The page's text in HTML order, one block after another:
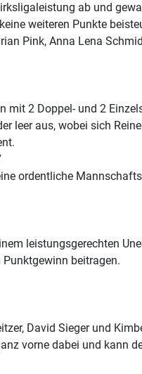
ab und
weiteren Punkte
Pink, Anna Lena
2 Doppel- und 2
leer aus, wobei sich
ordentliche
leistungsgerechten
beitragen.
David Sieger und
vorne dabei und kann